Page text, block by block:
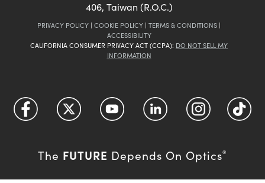
406, Taiwan (R.O.C.)
PRIVACY POLICY | COOKIE POLICY | TERMS & CONDITIONS |
ACCESSIBILITY
CALIFORNIA CONSUMER PRIVACY ACT (CCPA): DO NOT SELL MY
INFORMATION
The FUTURE Depends On Optics®